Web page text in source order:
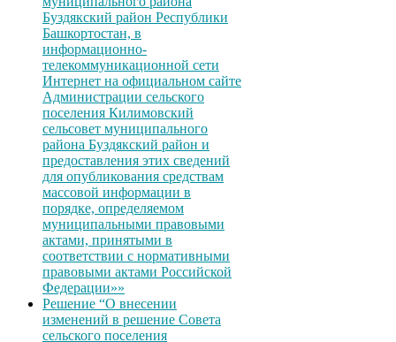
Буздякский район Республики
Башкортостан, в
информационно-
телекоммуникационной сети
Интернет на официальном сайте
Администрации сельского
поселения Килимовский
сельсовет муниципального
района Буздякский район и
предоставления этих сведений
для опубликования средствам
массовой информации в
порядке, определяемом
муниципальными правовыми
актами, принятыми в
соответствии с нормативными
правовыми актами Российской
Федерации»»
Решение “О внесении
изменений в решение Совета
сельского поселения